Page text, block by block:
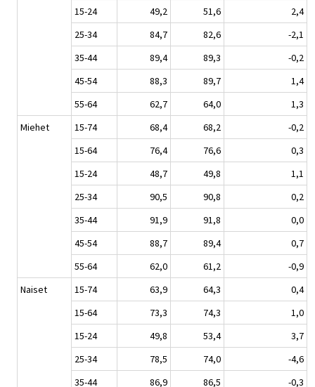
15-24
49,2 51,6
2,4
25-34
84,7 82,6
-2,1
35-44
89,4 89,3
-0,2
45-54
88,3 89,7
1,4
55-64
62,7 64,0
1,3
Miehet
15-74 68,4 68,2
-0,2
15-64
76,4 76,6
0,3
15-24
48,7 49,8
1,1
25-34
90,5 90,8
0,2
35-44
91,9 91,8
0,0
45-54
88,7 89,4
0,7
55-64
62,0 61,2
-0,9
Naiset
15-74 63,9 64,3
0,4
15-64
73,3 74,3
1,0
15-24
49,8 53,4
3,7
25-34
78,5 74,0
-4,6
35-44
86,9 86,5
-0,3